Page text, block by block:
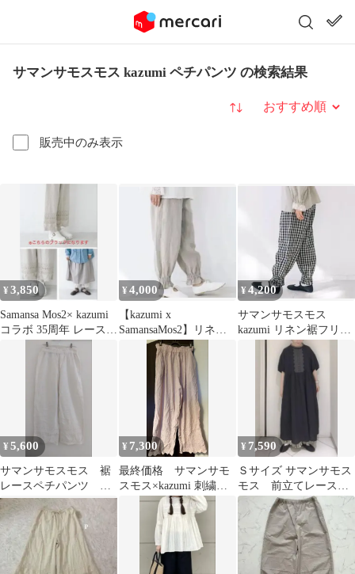
サマンサモスモス kazumi ペチパンツ の検索結果
販売中のみ表示
並び替え
¥3,850
Samansa Mos2× kazumi
コラボ 35周年 レース
ペチパンツ
¥4,000
【kazumi x
SamansaMos2】リネン
フリル ペチパンツ ベー
¥4,200
サマンサモスモス
kazumi リネン裾フリル
パンツ チャコール 未
¥5,600
サマンサモスモス 裾
レースペチパンツ カ
ズミ ホワイト
¥ 7,300
最終価格 サマンサモ
スモス×kazumi 刺繍パ
ンツ ピンク
¥ 7,590
Ｓサイズ サマンサモス
モス 前立てレース切
替ワンピース ブラック
(黒)